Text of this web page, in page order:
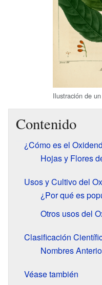
Ilustración de
Contenido
¿Cómo es el
Hojas y Flores
Usos y Cultivo del
¿Por qué es
Otros usos del
Clasificación
Nombres
Véase también